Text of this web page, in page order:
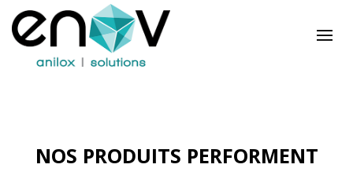
NOS PRODUITS PERFORMENT